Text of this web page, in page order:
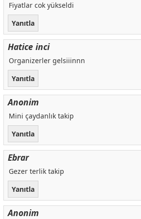
Fiyatlar cok yükseldi
Yanıtla
Hatice inci
Organizerler gelsiiinnn
Yanıtla
Anonim
Mini çaydanlık takip
Yanıtla
Ebrar
Gezer terlik takip
Yanıtla
Anonim